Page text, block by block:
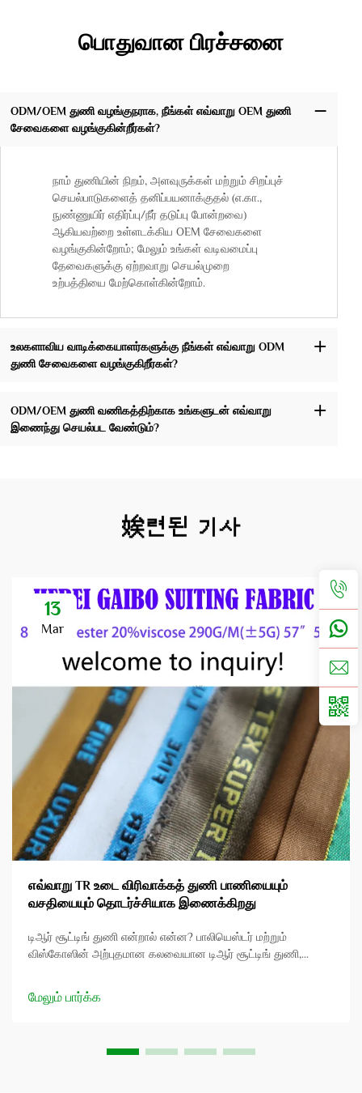
பொதுவான பிரச்சனை
ODM/OEM துணி வழங்குநராக, நீங்கள் எவ்வாறு OEM துணி
சேவைகளை வழங்குகின்றீர்கள்?
நாம் துணியின் நிறம், அளவுருக்கள் மற்றும் சிறப்புச்
செயல்பாடுகளைத் தனிப்பயனாக்குதல் (எ.கா.,
நுண்ணுயிர் எதிர்ப்பு/நீர் தடுப்பு போன்றவை)
ஆகியவற்றை உள்ளடக்கிய OEM சேவைகளை
வழங்குகின்றோம்; மேலும் உங்கள் வடிவமைப்பு
தேவைகளுக்கு ஏற்றவாறு செயல்முறை
உற்பத்தியை மேற்கொள்கின்றோம்.
உலகளாவிய வாடிக்கையாளர்களுக்கு நீங்கள் எவ்வாறு ODM
துணி சேவைகளை வழங்குகிறீர்கள்?
ODM/OEM துணி வணிகத்திற்காக உங்களுடன் எவ்வாறு
இணைந்து செயல்பட வேண்டும்?
娭련된 기사
13
Mar
எவ்வாறு TR உடை விரிவாக்கத் துணி பாணியையும்
வசதியையும் தொடர்ச்சியாக இணைக்கிறது
டிஆர் சூட்டிங் துணி என்றால் என்ன? பாலியெஸ்டர் மற்றும்
விஸ்கோஸின் அற்புதமான கலவையான டிஆர் சூட்டிங் துணி,
தாங்கும் தன்மையையும், விஸ்கோஸின் மென்மையையும் மற்றும்
மேலும் பார்க்க